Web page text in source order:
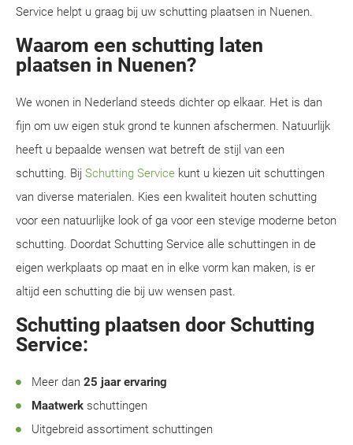
Service helpt u graag bij uw schutting plaatsen in Nuenen.
Waarom een schutting laten
plaatsen in Nuenen?
We wonen in Nederland steeds dichter op elkaar. Het is dan
fijn om uw eigen stuk grond te kunnen afschermen. Natuurlijk
heeft u bepaalde wensen wat betreft de stijl van een
schutting. Bij Schutting Service kunt u kiezen uit schuttingen
van diverse materialen. Kies een kwaliteit houten schutting
voor een natuurlijke look of ga voor een stevige moderne beton
schutting. Doordat Schutting Service alle schuttingen in de
eigen werkplaats op maat en in elke vorm kan maken, is er
altijd een schutting die bij uw wensen past.
Schutting plaatsen door Schutting
Service:
Meer dan 25 jaar ervaring
Maatwerk schuttingen
Uitgebreid assortiment schuttingen